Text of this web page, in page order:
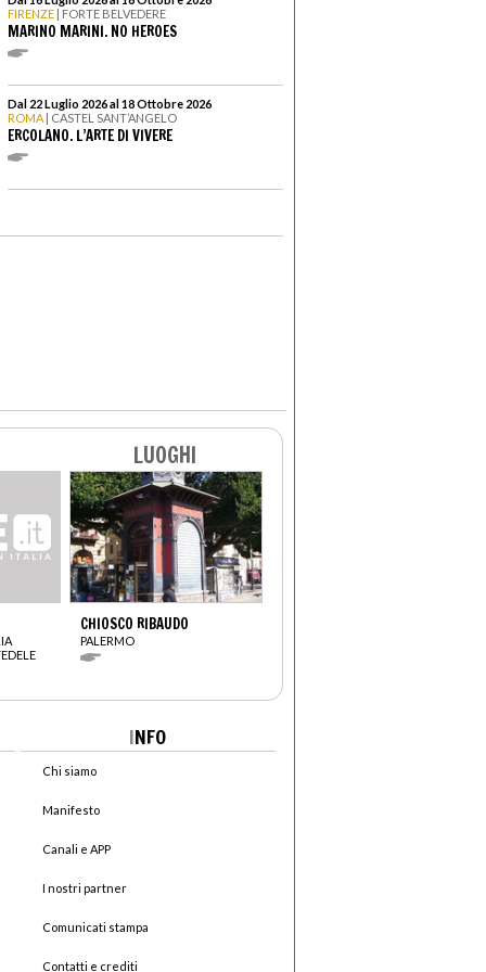
FIRENZE | FORTE BELVEDERE
MARINO MARINI. NO HEROES
Dal 22 Luglio 2026 al 18 Ottobre 2026
ROMA | CASTEL SANT’ANGELO
ERCOLANO. L’ARTE DI VIVERE
LUOGHI
CHIOSCO RIBAUDO
PALERMO
INFO
Chi siamo
Manifesto
Canali e APP
I nostri partner
Comunicati stampa
Contatti e crediti